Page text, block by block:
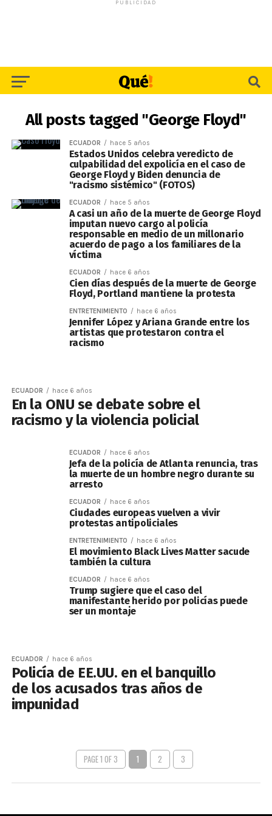
PUBLICIDAD
All posts tagged "George Floyd"
ECUADOR hace 5 años
Estados Unidos celebra veredicto de
culpabilidad del expolicía en el caso de
George Floyd y Biden denuncia de
"racismo sistémico" (FOTOS)
ECUADOR hace 5 años
A casi un año de la muerte de George Floyd
imputan nuevo cargo al policía
responsable en medio de un millonario
acuerdo de pago a los familiares de la
víctima
ECUADOR hace 6 años
Cien días después de la muerte de George
Floyd, Portland mantiene la protesta
ENTRETENIMIENTO hace 6 años
Jennifer López y Ariana Grande entre los
artistas que protestaron contra el
racismo
ECUADOR hace 6 años
En la ONU se debate sobre el
racismo y la violencia policial
ECUADOR hace 6 años
Jefa de la policía de Atlanta renuncia, tras
la muerte de un hombre negro durante su
arresto
ECUADOR hace 6 años
Ciudades europeas vuelven a vivir
protestas antipoliciales
ENTRETENIMIENTO hace 6 años
El movimiento Black Lives Matter sacude
también la cultura
ECUADOR hace 6 años
Trump sugiere que el caso del
manifestante herido por policías puede
ser un montaje
ECUADOR hace 6 años
Policía de EE.UU. en el banquillo
de los acusados tras años de
impunidad
PAGE 1 OF 3 1 2 3